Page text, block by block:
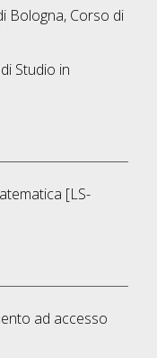
Bologna, Corso di
Studio in
[LS-
ad accesso